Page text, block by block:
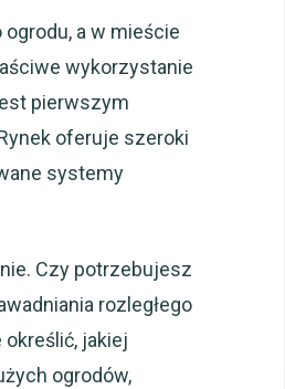
a w mieście
wykorzystanie
pierwszym
oferuje szeroki
systemy
Czy potrzebujesz
rozległego
jakiej
ogrodów,